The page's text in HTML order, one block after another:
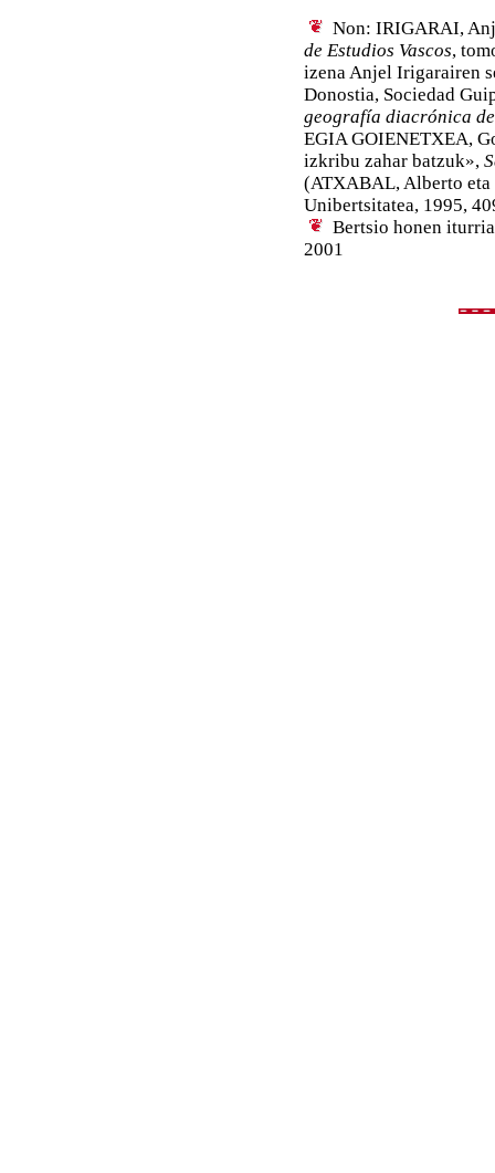
Non: IRIGARAI,
de Estudios Vascos,
izena Anjel Irigarairen
Donostia, Sociedad
geografía diacrónica
EGIA GOIENETXEA,
izkribu zahar batzuk»,
(ATXABAL, Alberto
Unibertsitatea, 1995,
Bertsio honen
2001